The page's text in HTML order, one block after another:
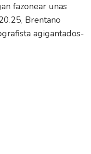
fazonear unas
Brentano
agigantados-